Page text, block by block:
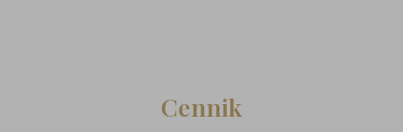
Cennik